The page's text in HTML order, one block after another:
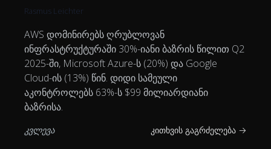
Rasmus Leichter
AWS დომინირებს ღრუბლოვან
ინფრასტრუქტურაში 30%-იანი ბაზრის წილით Q2
2025-ში, Microsoft Azure-ს (20%) და Google
Cloud-ის (13%) წინ. დიდი სამეული
აკონტროლებს 63%-ს $99 მილიარდიანი
ბაზრისა.
კვლევა კითხვის გაგრძელება →